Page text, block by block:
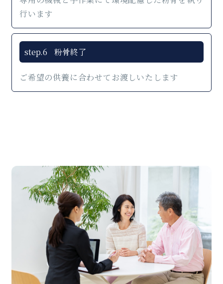
行います
step.6 粉骨終了
ご希望の供養に合わせてお渡しいたします